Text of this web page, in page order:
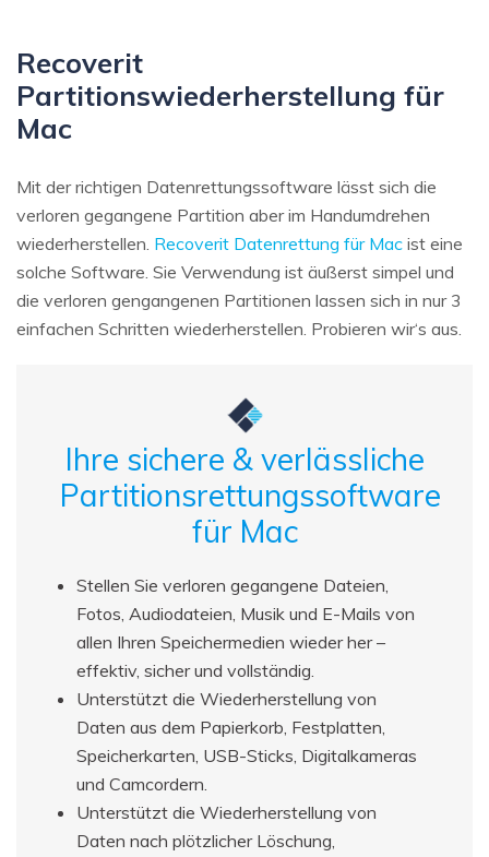
Recoverit
Partitionswiederherstellung für
Mac
Mit der richtigen Datenrettungssoftware lässt sich die
verloren gegangene Partition aber im Handumdrehen
wiederherstellen. Recoverit Datenrettung für Mac ist eine
solche Software. Sie Verwendung ist äußerst simpel und
die verloren gengangenen Partitionen lassen sich in nur 3
einfachen Schritten wiederherstellen. Probieren wir‘s aus.
Ihre sichere & verlässliche
Partitionsrettungssoftware
für Mac
Stellen Sie verloren gegangene Dateien,
Fotos, Audiodateien, Musik und E-Mails von
allen Ihren Speichermedien wieder her –
effektiv, sicher und vollständig.
Unterstützt die Wiederherstellung von
Daten aus dem Papierkorb, Festplatten,
Speicherkarten, USB-Sticks, Digitalkameras
und Camcordern.
Unterstützt die Wiederherstellung von
Daten nach plötzlicher Löschung,